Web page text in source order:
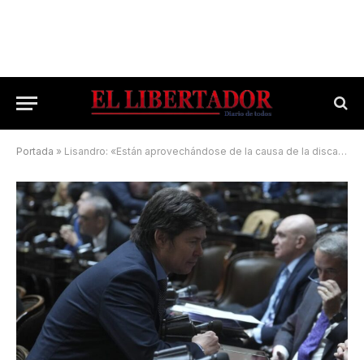
Portada » Lisandro: «Están aprovechándose de la causa de la discapacidad»